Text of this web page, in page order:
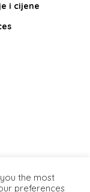
i cijene
the most
preferences